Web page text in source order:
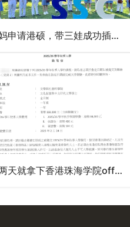
妈妈申请港硕，带三娃成功插班香港！
仅两天就拿下香港珠海学院offer，家长直呼高效！